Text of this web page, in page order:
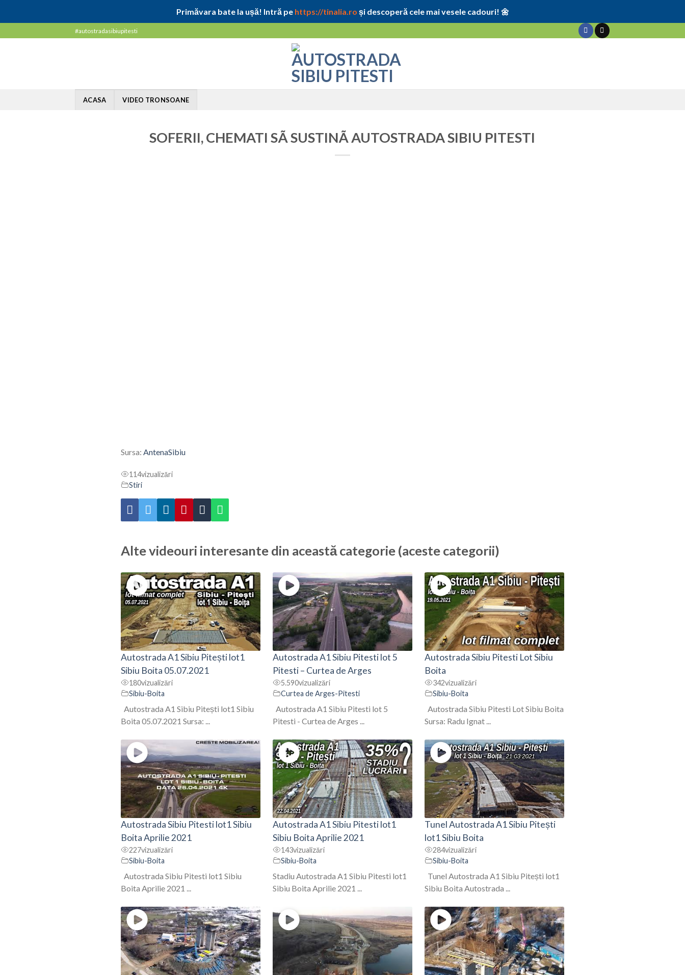
Primăvara bate la ușă! Intră pe https://tinalia.ro și descoperă cele mai vesele cadouri! 🌼
to
#autostradasibiupitesti
ACASA VIDEO TRONSOANE
SOFERII, CHEMATI SÃ SUSTINÃ AUTOSTRADA SIBIU PITESTI
Sursa: AntenaSibiu
114vizualizări
Stiri
Alte videouri interesante din această categorie (aceste categorii)
Autostrada A1 Sibiu Pitești lot1
Sibiu Boita 05.07.2021
180vizualizări
Sibiu-Boita
Autostrada A1 Sibiu Pitești lot1 Sibiu
Boita 05.07.2021 Sursa: ...
Autostrada A1 Sibiu Pitesti lot 5
Pitesti – Curtea de Arges
5.590vizualizări
Curtea de Arges-Pitesti
Autostrada A1 Sibiu Pitesti lot 5
Pitesti - Curtea de Arges ...
Autostrada Sibiu Pitesti Lot Sibiu
Boita
342vizualizări
Sibiu-Boita
Autostrada Sibiu Pitesti Lot Sibiu Boita
Sursa: Radu Ignat ...
Autostrada Sibiu Pitesti lot1 Sibiu
Boita Aprilie 2021
227vizualizări
Sibiu-Boita
Autostrada Sibiu Pitesti lot1 Sibiu
Boita Aprilie 2021 ...
Autostrada A1 Sibiu Pitesti lot1
Sibiu Boita Aprilie 2021
143vizualizări
Sibiu-Boita
Stadiu Autostrada A1 Sibiu Pitesti lot1
Sibiu Boita Aprilie 2021 ...
Tunel Autostrada A1 Sibiu Pitești
lot1 Sibiu Boita
284vizualizări
Sibiu-Boita
Tunel Autostrada A1 Sibiu Pitești lot1
Sibiu Boita Autostrada ...